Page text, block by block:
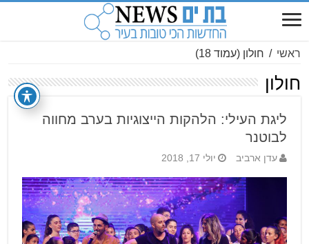
ראשי / חולון (עמוד 18)
חולון
ליגת העילי: הלהקות הייצוגיות בערב מחווה
לבוטנר
עדן ארביב יולי 17, 2018